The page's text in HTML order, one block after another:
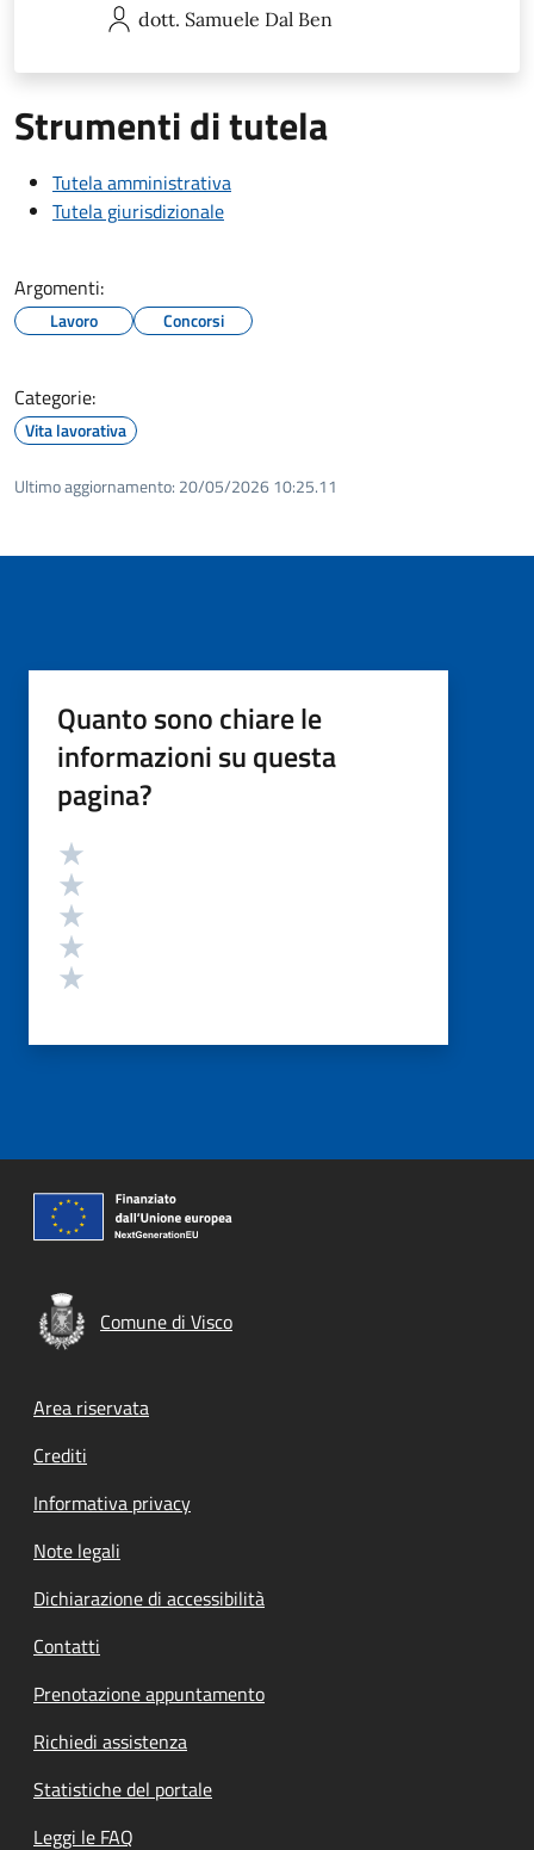
dott. Samuele Dal Ben
Strumenti di tutela
Tutela amministrativa
Tutela giurisdizionale
Argomenti:
Lavoro Concorsi
Categorie:
Vita lavorativa
Ultimo aggiornamento: 20/05/2026 10:25.11
Quanto sono chiare le
informazioni su questa
pagina?
Valutazione
Comune di Visco
Footer menu
Area riservata
Crediti
Informativa privacy
Note legali
Dichiarazione di accessibilità
Contatti
Prenotazione appuntamento
Richiedi assistenza
Statistiche del portale
Leggi le FAQ